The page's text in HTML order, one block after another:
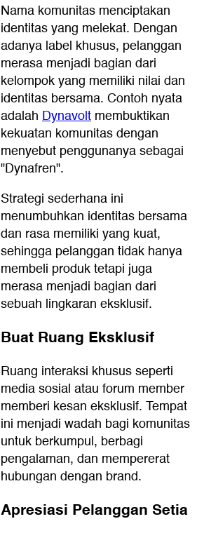
Nama komunitas menciptakan
identitas yang melekat. Dengan
adanya label khusus, pelanggan
merasa menjadi bagian dari
kelompok yang memiliki nilai dan
identitas bersama. Contoh nyata
adalah Dynavolt membuktikan
kekuatan komunitas dengan
menyebut penggunanya sebagai
"Dynafren".
Strategi sederhana ini
menumbuhkan identitas bersama
dan rasa memiliki yang kuat,
sehingga pelanggan tidak hanya
membeli produk tetapi juga
merasa menjadi bagian dari
sebuah lingkaran eksklusif.
Buat Ruang Eksklusif
Ruang interaksi khusus seperti
media sosial atau forum member
memberi kesan eksklusif. Tempat
ini menjadi wadah bagi komunitas
untuk berkumpul, berbagi
pengalaman, dan mempererat
hubungan dengan brand.
Apresiasi Pelanggan Setia